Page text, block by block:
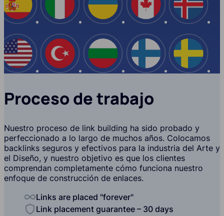
España
EE.UU
Italia
Turquía
Ucrania
Bulgaria
Canadá
Finlandia Suecia
Proceso de trabajo
Nuestro proceso de link building ha sido probado y
perfeccionado a lo largo de muchos años. Colocamos
backlinks seguros y efectivos para la industria del Arte y
el Diseño, y nuestro objetivo es que los clientes
comprendan completamente cómo funciona nuestro
enfoque de construcción de enlaces.
Links are placed "forever"
Link placement guarantee – 30 days